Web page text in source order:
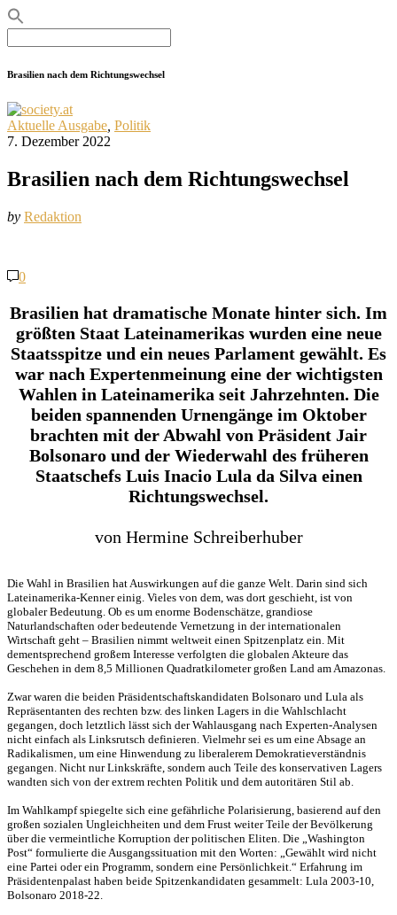
for:
Brasilien nach dem Richtungswechsel
Aktuelle Ausgabe Politik
7. Dezember 2022
Brasilien nach dem Richtungswechsel
by Redaktion
0
Brasilien hat dramatische Monate hinter sich. Im
größten Staat Lateinamerikas wurden eine neue
Staatsspitze und ein neues Parlament gewählt. Es
war nach Expertenmeinung eine der wichtigsten
Wahlen in Lateinamerika seit Jahrzehnten. Die
beiden spannenden Urnengänge im Oktober
brachten mit der Abwahl von Präsident Jair
Bolsonaro und der Wiederwahl des früheren
Staatschefs Luis Inacio Lula da Silva einen
Richtungswechsel.
von Hermine Schreiberhuber
Die Wahl in Brasilien hat Auswirkungen auf die ganze Welt. Darin sind sich
Lateinamerika-Kenner einig. Vieles von dem, was dort geschieht, ist von
globaler Bedeutung. Ob es um enorme Bodenschätze, grandiose
Naturlandschaften oder bedeutende Vernetzung in der internationalen
Wirtschaft geht – Brasilien nimmt weltweit einen Spitzenplatz ein. Mit
dementsprechend großem Interesse verfolgten die globalen Akteure das
Geschehen in dem 8,5 Millionen Quadratkilometer großen Land am Amazonas.
Zwar waren die beiden Präsidentschaftskandidaten Bolsonaro und Lula als
Repräsentanten des rechten bzw. des linken Lagers in die Wahlschlacht
gegangen, doch letztlich lässt sich der Wahlausgang nach Experten-Analysen
nicht einfach als Linksrutsch definieren. Vielmehr sei es um eine Absage an
Radikalismen, um eine Hinwendung zu liberalerem Demokratieverständnis
gegangen. Nicht nur Linkskräfte, sondern auch Teile des konservativen Lagers
wandten sich von der extrem rechten Politik und dem autoritären Stil ab.
Im Wahlkampf spiegelte sich eine gefährliche Polarisierung, basierend auf den
großen sozialen Ungleichheiten und dem Frust weiter Teile der Bevölkerung
über die vermeintliche Korruption der politischen Eliten. Die „Washington
Post“ formulierte die Ausgangssituation mit den Worten: „Gewählt wird nicht
eine Partei oder ein Programm, sondern eine Persönlichkeit.“ Erfahrung im
Präsidentenpalast haben beide Spitzenkandidaten gesammelt: Lula 2003-10,
Bolsonaro 2018-22.